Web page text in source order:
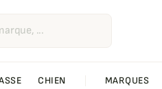
CHIEN MARQUES